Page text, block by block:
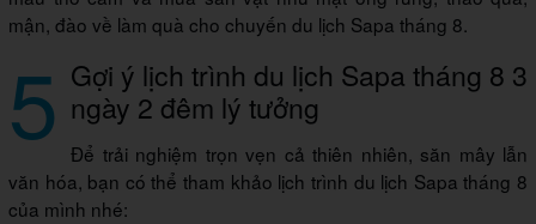
mận, đào về làm quà cho chuyến du lịch Sapa tháng 8.
5 Gợi ý lịch trình du lịch Sapa tháng 8 3
ngày 2 đêm lý tưởng
Để trải nghiệm trọn vẹn cả thiên nhiên, săn mây lẫn
văn hóa, bạn có thể tham khảo lịch trình du lịch Sapa tháng 8
của mình nhé: